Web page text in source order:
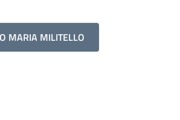
MARIA MILITELLO